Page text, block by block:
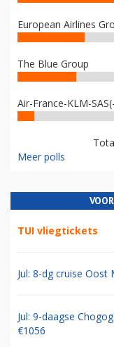
European Airlines
The Blue Group
Air-France-KLM-
Meer polls
TUI vliegtickets
Jul: 8-dg cruise Oost
Jul: 9-daagse
€1056